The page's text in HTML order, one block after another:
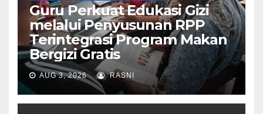
Guru Perkuat Edukasi Gizi
melalui Penyusunan RPP
Terintegrasi Program Makan
Bergizi Gratis
AUG 3, 2026 RASNI